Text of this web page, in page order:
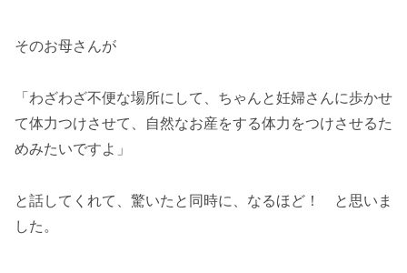
そのお母さんが
「わざわざ不便な場所にして、ちゃんと妊婦さんに歩かせ
て体力つけさせて、自然なお産をする体力をつけさせるた
めみたいですよ」
と話してくれて、驚いたと同時に、なるほど！ と思いま
した。